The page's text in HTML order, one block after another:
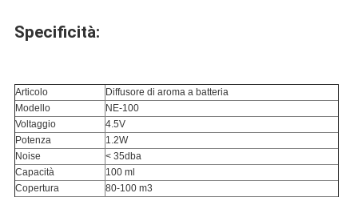
Specificità:
Articolo
Diffusore di aroma a batteria
Modello
NE-100
Voltaggio
4.5V
Potenza
1.2W
Noise
< 35dba
Capacità
100 ml
Copertura
80-100 m3